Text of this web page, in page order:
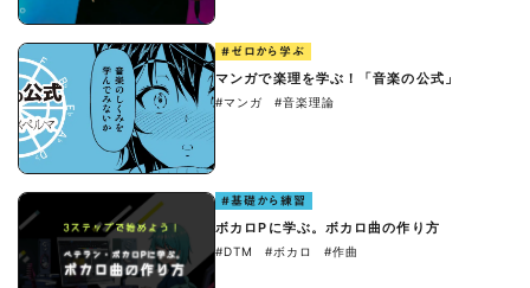
#ゼロから学ぶ
マンガで楽理を学ぶ！「音楽の公式」
#マンガ #音楽理論
#基礎から練習
ボカロPに学ぶ。ボカロ曲の作り方
#DTM #ボカロ #作曲